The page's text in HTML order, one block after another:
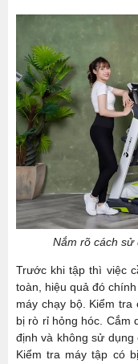
Nắm rõ cách sử
Trước khi tập thì việc
toàn, hiệu quả đó
máy chạy bộ. Kiểm tra
bị rò rỉ hỏng hóc. Cắm
định và không sử dụng
Kiểm tra máy tập có